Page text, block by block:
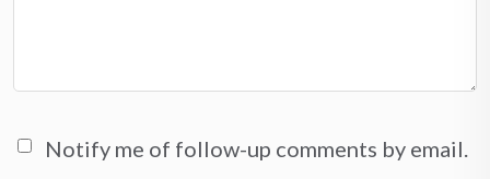
Notify me of follow-up comments by email.